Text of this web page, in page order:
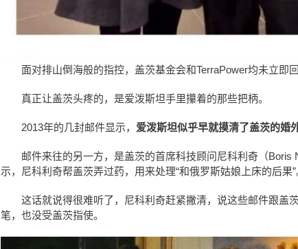
面对排山倒海般的指控，盖茨基金会和TerraPower均未立即
真正让盖茨头疼的，是爱泼斯坦手里攥着的那些把柄。
2013年的几封邮件显示， 爱泼斯坦似乎早就摸清了盖茨的婚
邮件来往的另一方，是盖茨的首席科技顾问尼科利奇（Boris
示，尼科利奇帮盖茨弄过药，用来处理“和俄罗斯姑娘上床的后果”
这话就说得很难听了，尼科利奇赶紧撇清，说这些邮件跟盖
笔，也没受盖茨指使。